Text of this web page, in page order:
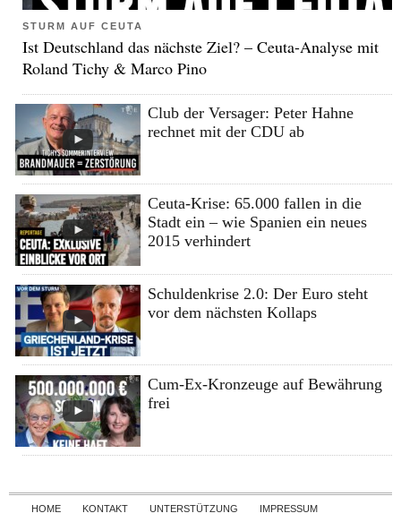
STURM AUF CEUTA
Ist Deutschland das nächste Ziel? – Ceuta-Analyse mit
Roland Tichy & Marco Pino
Club der Versager: Peter Hahne
rechnet mit der CDU ab
Ceuta-Krise: 65.000 fallen in die
Stadt ein – wie Spanien ein neues
2015 verhindert
Schuldenkrise 2.0: Der Euro steht
vor dem nächsten Kollaps
Cum-Ex-Kronzeuge auf Bewährung
frei
Skip to content
HOME KONTAKT UNTERSTÜTZUNG IMPRESSUM